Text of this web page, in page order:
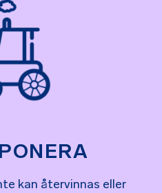
kan återvinnas eller